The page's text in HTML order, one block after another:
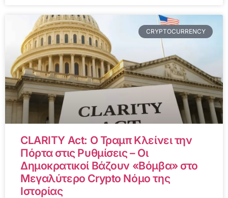
CRYPTOCURRENCY
CLARITY Act: Ο Τραμπ Κλείνει την
Πόρτα στις Ρυθμίσεις – Οι
Δημοκρατικοί Βάζουν «Βόμβα» στο
Μεγαλύτερο Crypto Νόμο της
Ιστορίας